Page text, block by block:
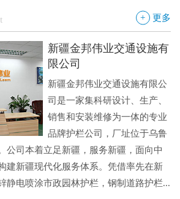
业领域的“金...
+
更多
新疆金邦伟业交通设施有
限公司
新疆金邦伟业交通设施有限公
司是一家集科研设计、生产、
销售和安装维修为一体的专业
品牌护栏公司，厂址位于乌鲁
公司本着立足新疆，服务新疆，面向中
建新疆现代化服务体系。凭借率先在新
静电喷涂市政园林护栏，钢制道路护栏...